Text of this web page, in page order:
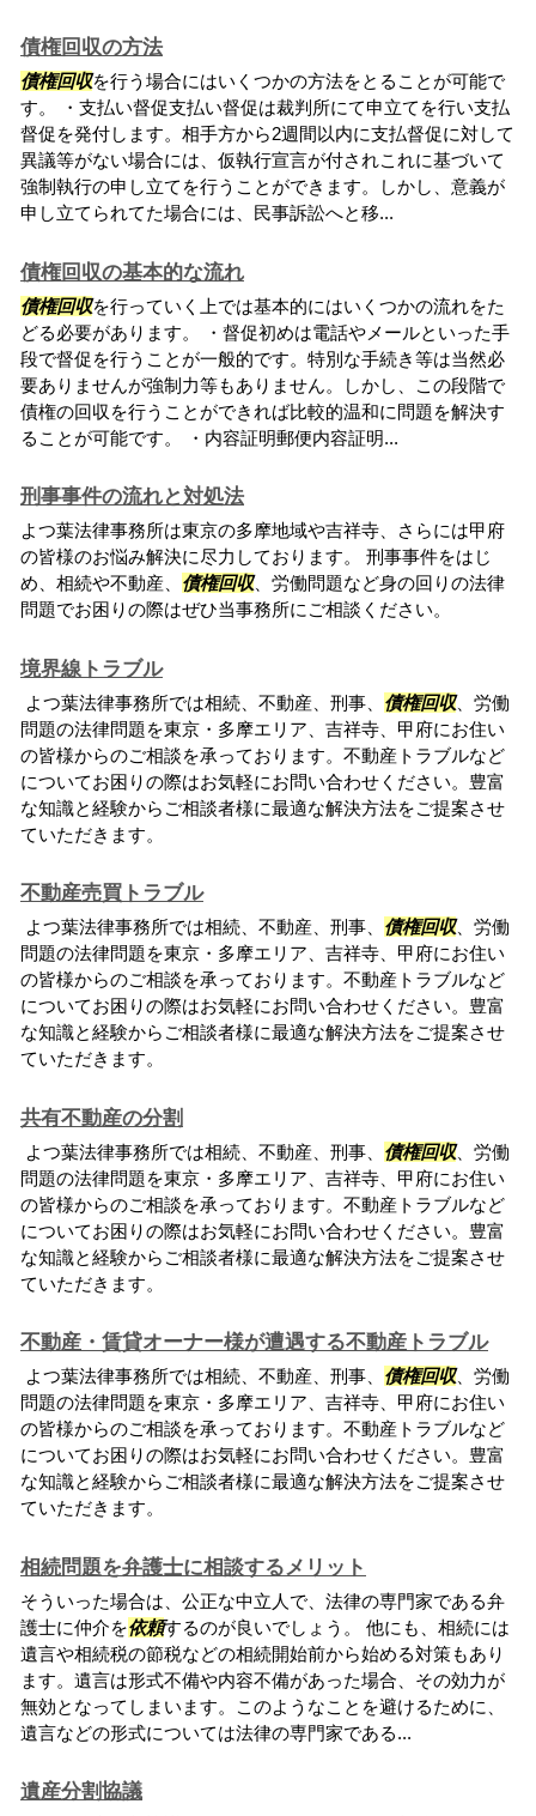
債権回収の方法
債権回収を行う場合にはいくつかの方法をとることが可能で
す。 ・支払い督促支払い督促は裁判所にて申立てを行い支払
督促を発付します。相手方から2週間以内に支払督促に対して
異議等がない場合には、仮執行宣言が付されこれに基づいて
強制執行の申し立てを行うことができます。しかし、意義が
申し立てられてた場合には、民事訴訟へと移...
債権回収の基本的な流れ
債権回収を行っていく上では基本的にはいくつかの流れをた
どる必要があります。 ・督促初めは電話やメールといった手
段で督促を行うことが一般的です。特別な手続き等は当然必
要ありませんが強制力等もありません。しかし、この段階で
債権の回収を行うことができれば比較的温和に問題を解決す
ることが可能です。 ・内容証明郵便内容証明...
刑事事件の流れと対処法
よつ葉法律事務所は東京の多摩地域や吉祥寺、さらには甲府
の皆様のお悩み解決に尽力しております。 刑事事件をはじ
め、相続や不動産、 債権回収、労働問題など身の回りの法律
問題でお困りの際はぜひ当事務所にご相談ください。
境界線トラブル
よつ葉法律事務所では相続、不動産、刑事、 債権回収、労働
問題の法律問題を東京・多摩エリア、吉祥寺、甲府にお住い
の皆様からのご相談を承っております。不動産トラブルなど
についてお困りの際はお気軽にお問い合わせください。豊富
な知識と経験からご相談者様に最適な解決方法をご提案させ
ていただきます。
不動産売買トラブル
よつ葉法律事務所では相続、不動産、刑事、 債権回収、労働
問題の法律問題を東京・多摩エリア、吉祥寺、甲府にお住い
の皆様からのご相談を承っております。不動産トラブルなど
についてお困りの際はお気軽にお問い合わせください。豊富
な知識と経験からご相談者様に最適な解決方法をご提案させ
ていただきます。
共有不動産の分割
よつ葉法律事務所では相続、不動産、刑事、 債権回収、労働
問題の法律問題を東京・多摩エリア、吉祥寺、甲府にお住い
の皆様からのご相談を承っております。不動産トラブルなど
についてお困りの際はお気軽にお問い合わせください。豊富
な知識と経験からご相談者様に最適な解決方法をご提案させ
ていただきます。
不動産・賃貸オーナー様が遭遇する不動産トラブル
よつ葉法律事務所では相続、不動産、刑事、 債権回収、労働
問題の法律問題を東京・多摩エリア、吉祥寺、甲府にお住い
の皆様からのご相談を承っております。不動産トラブルなど
についてお困りの際はお気軽にお問い合わせください。豊富
な知識と経験からご相談者様に最適な解決方法をご提案させ
ていただきます。
相続問題を弁護士に相談するメリット
そういった場合は、公正な中立人で、法律の専門家である弁
護士に仲介を依頼するのが良いでしょう。 他にも、相続には
遺言や相続税の節税などの相続開始前から始める対策もあり
ます。遺言は形式不備や内容不備があった場合、その効力が
無効となってしまいます。このようなことを避けるために、
遺言などの形式については法律の専門家である...
遺産分割協議